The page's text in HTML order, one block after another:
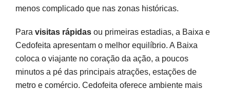
menos complicado que nas zonas históricas.
Para visitas rápidas ou primeiras estadias, a Baixa e
Cedofeita apresentam o melhor equilíbrio. A Baixa
coloca o viajante no coração da ação, a poucos
minutos a pé das principais atrações, estações de
metro e comércio. Cedofeita oferece ambiente mais